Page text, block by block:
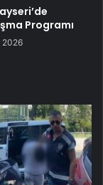
Programı
2026